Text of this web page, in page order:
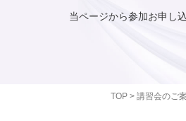
TOP> 講習会のご
当ページから参加お申し